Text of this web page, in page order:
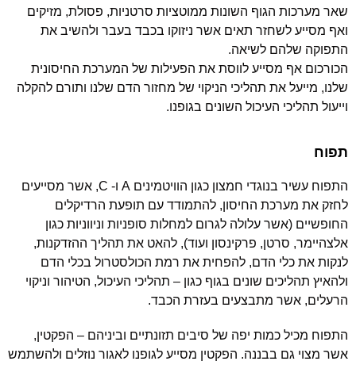
שאר מערכות הגוף השונות ממוטציות סרטניות, פסולת, מזיקים
ואף מסייע לשחזר תאים אשר ניזוקו בכבד בעבר ולהשיב את
התפוקה שלהם לשיאה.
הכורכום אף מסייע לווסת את הפעילות של המערכת החיסונית
שלנו, מייעל את תהליכי הניקוי של מחזור הדם שלנו ותורם להקלה
וייעול תהליכי העיכול השונים בגופנו.
תפוח
התפוח עשיר בנוגדי חמצון כגון הוויטמינים A ו- C, אשר מסייעים
לחזק את מערכת החיסון, להתמודד עם תופעת הרדיקלים
החופשיים (אשר עלולה לגרום למחלות סופניות וניווניות כגון
אלצהיימר, סרטן, פרקינסון ועוד), להאט את תהליך ההזדקנות,
לנקות את כלי הדם, להפחית את רמת הכולסטרול בכלי הדם
ולהאיץ תהליכים שונים בגוף כגון – תהליכי העיכול, הטיהור וניקוי
הרעלים, אשר מתבצעים בעזרת הכבד.
התפוח מכיל כמות יפה של סיבים תזונתיים וביניהם – הפקטין,
אשר מצוי גם בבננה. הפקטין מסייע לגופנו לאגור נוזלים ולהשתמש